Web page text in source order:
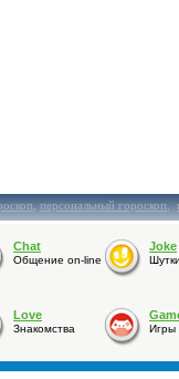
,персональный гороскоп,
Chat
Общение on-line
Joke
Love
Знакомства Игры